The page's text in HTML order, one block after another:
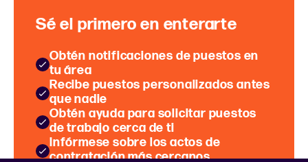
Sé el primero en enterarte
Obtén notificaciones de puestos en
tu área
Recibe puestos personalizados antes
que nadie
Obtén ayuda para solicitar puestos
de trabajo cerca de ti
Infórmese sobre los actos de
contratación más cercanos